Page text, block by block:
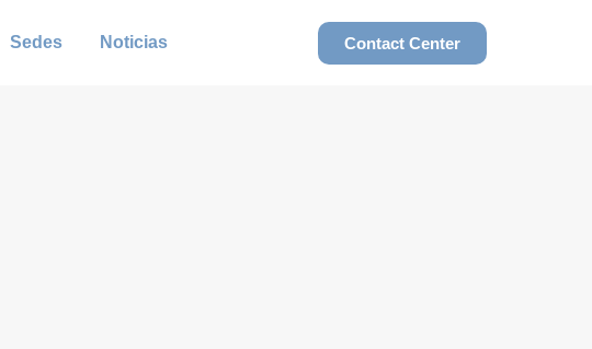
Sedes Noticias Contact Center